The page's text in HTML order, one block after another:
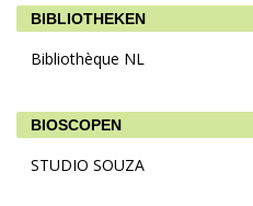
BIBLIOTHEKEN
Bibliothèque NL
BIOSCOPEN
STUDIO SOUZA